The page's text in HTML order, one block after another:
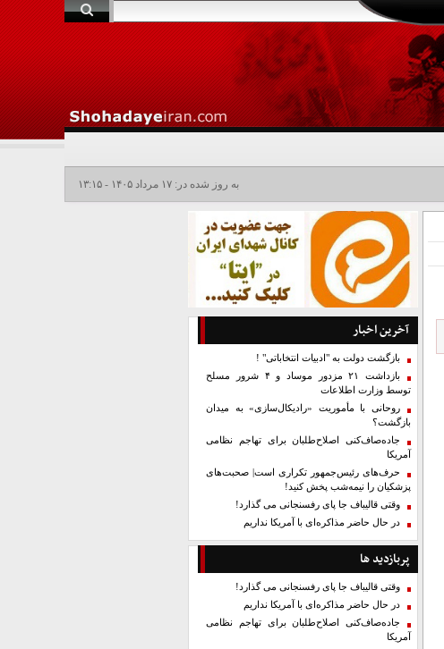
به روز شده در: ۱۷ مرداد ۱۴۰۵ - ۱۳:۱۵
آخرین اخبار
بازگشت دولت به "ادبیات انتخاباتی" !
بازداشت ۲۱ مزدور موساد و ۴ شرور مسلح
توسط وزارت اطلاعات
روحانی با مأموریت «رادیکال‌سازی» به میدان
بازگشت؟
جاده‌صاف‌کنی اصلاح‌طلبان برای تهاجم نظامی
آمریکا
حرف‌های رئیس‌جمهور تکراری است| صحبت‌های
پزشکیان را نیمه‌شب پخش کنید!
وقتی قالیباف جا پای رفسنجانی می گذارد!
در حال حاضر مذاکره‌ای با آمریکا نداریم
پربازدید ها
وقتی قالیباف جا پای رفسنجانی می گذارد!
در حال حاضر مذاکره‌ای با آمریکا نداریم
جاده‌صاف‌کنی اصلاح‌طلبان برای تهاجم نظامی
آمریکا